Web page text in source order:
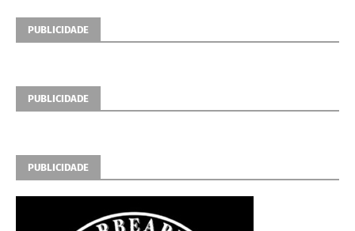
PUBLICIDADE
PUBLICIDADE
PUBLICIDADE